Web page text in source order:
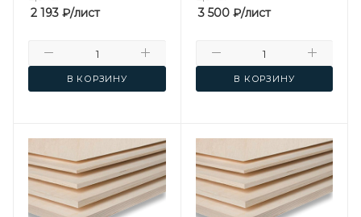
2 193 ₽/лист
В КОРЗИНУ
3 500₽/лист
В КОРЗИНУ